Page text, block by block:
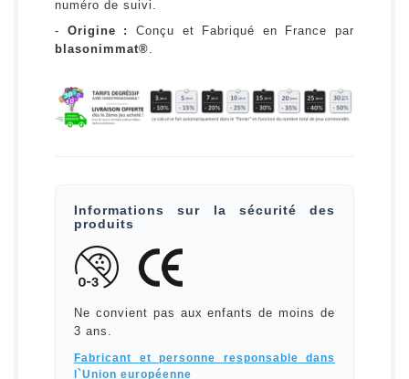
numéro de suivi.
- Origine :
Conçu et Fabriqué en France par
blasonimmat®.
Informations sur la sécurité des
produits
Ne convient pas aux enfants de moins de
3 ans.
Fabricant et personne responsable dans
l`Union européenne